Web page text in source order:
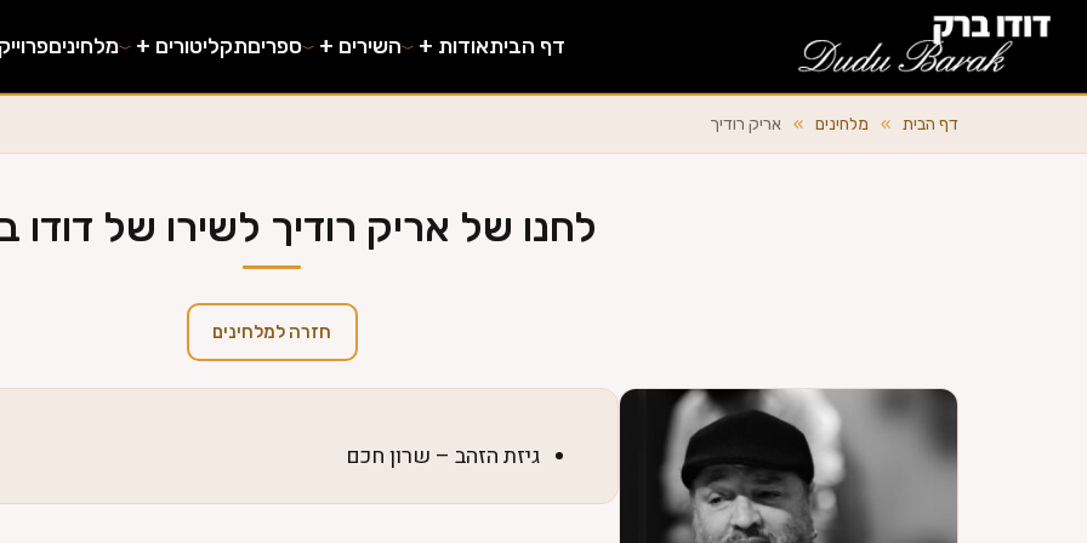
דף הביתאודות + השירים + ספריםתקליטורים + מלחינים
דף הבית » מלחינים » אריק רודיך
לחנו של אריק רודיך לשירו של דודו
חזרה למלחינים
גיזת הזהב – שרון חכם